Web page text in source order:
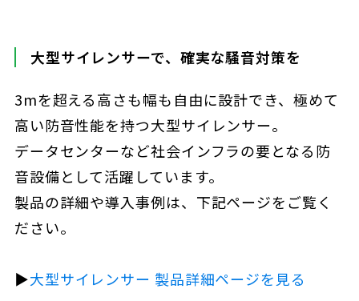
大型サイレンサーで、確実な騒音対策を
3mを超える高さも幅も自由に設計でき、極めて
高い防音性能を持つ大型サイレンサー。
データセンターなど社会インフラの要となる防
音設備として活躍しています。
製品の詳細や導入事例は、下記ページをご覧く
ださい。
▶︎大型サイレンサー 製品詳細ページを見る